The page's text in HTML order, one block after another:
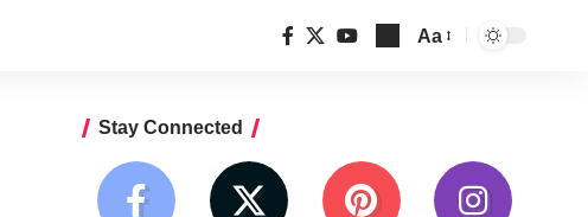
Aa
Stay Connected